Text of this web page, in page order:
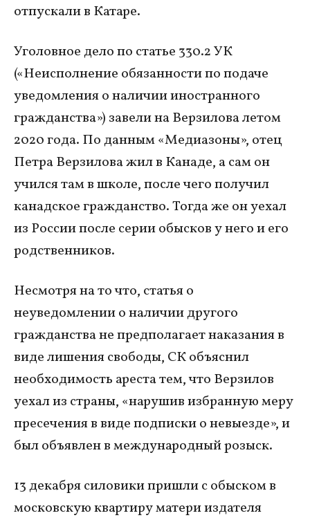
отпускали в Катаре.
Уголовное дело по статье 330.2 УК
(«Неисполнение обязанности по подаче
уведомления о наличии иностранного
гражданства») завели на Верзилова летом
2020 года. По данным «Медиазоны», отец
Петра Верзилова жил в Канаде, а сам он
учился там в школе, после чего получил
канадское гражданство. Тогда же он уехал
из России после серии обысков у него и его
родственников.
Несмотря на то что, статья о
неуведомлении о наличии другого
гражданства не предполагает наказания в
виде лишения свободы, СК объяснил
необходимость ареста тем, что Верзилов
уехал из страны, «нарушив избранную меру
пресечения в виде подписки о невыезде», и
был объявлен в международный розыск.
13 декабря силовики пришли с обыском в
московскую квартиру матери издателя